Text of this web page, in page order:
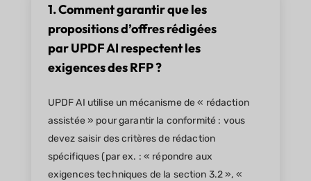
1. Comment garantir que les
propositions d’offres rédigées
par UPDF AI respectent les
exigences des RFP ?
UPDF AI utilise un mécanisme de « rédaction
assistée » pour garantir la conformité : vous
devez saisir des critères de rédaction
spécifiques (par ex. : « répondre aux
exigences techniques de la section 3.2 », «